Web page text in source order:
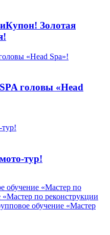
Золотая
головы «Head
тур!